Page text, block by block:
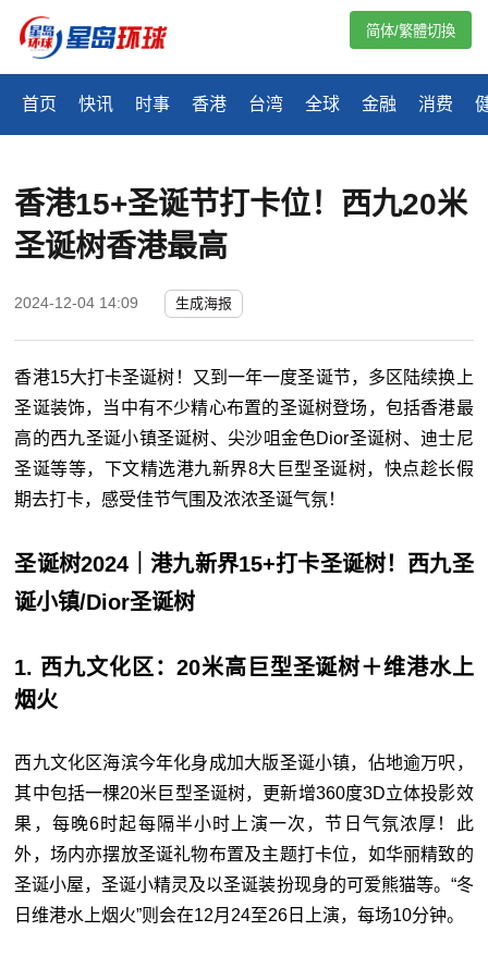
首页 快讯 时事 香港 台湾 全球 金融 消费
简体/繁體切換
香港15+圣诞节打卡位！西九20米
圣诞树香港最高
2024-12-04 14:09 生成海报
香港15大打卡圣诞树！又到一年一度圣诞节，多区陆续换上
圣诞装饰，当中有不少精心布置的圣诞树登场，包括香港最
高的西九圣诞小镇圣诞树、尖沙咀金色Dior圣诞树、迪士尼
圣诞等等，下文精选港九新界8大巨型圣诞树，快点趁长假
期去打卡，感受佳节气围及浓浓圣诞气氛！
圣诞树2024｜港九新界15+打卡圣诞树！西九圣
诞小镇/Dior圣诞树
1. 西九文化区：20米高巨型圣诞树＋维港水上
烟火
西九文化区海滨今年化身成加大版圣诞小镇，佔地逾万呎，
其中包括一棵20米巨型圣诞树，更新增360度3D立体投影效
果，每晚6时起每隔半小时上演一次，节日气氛浓厚！此
外，场内亦摆放圣诞礼物布置及主题打卡位，如华丽精致的
圣诞小屋，圣诞小精灵及以圣诞装扮现身的可爱熊猫等。“冬
日维港水上烟火”则会在12月24至26日上演，每场10分钟。